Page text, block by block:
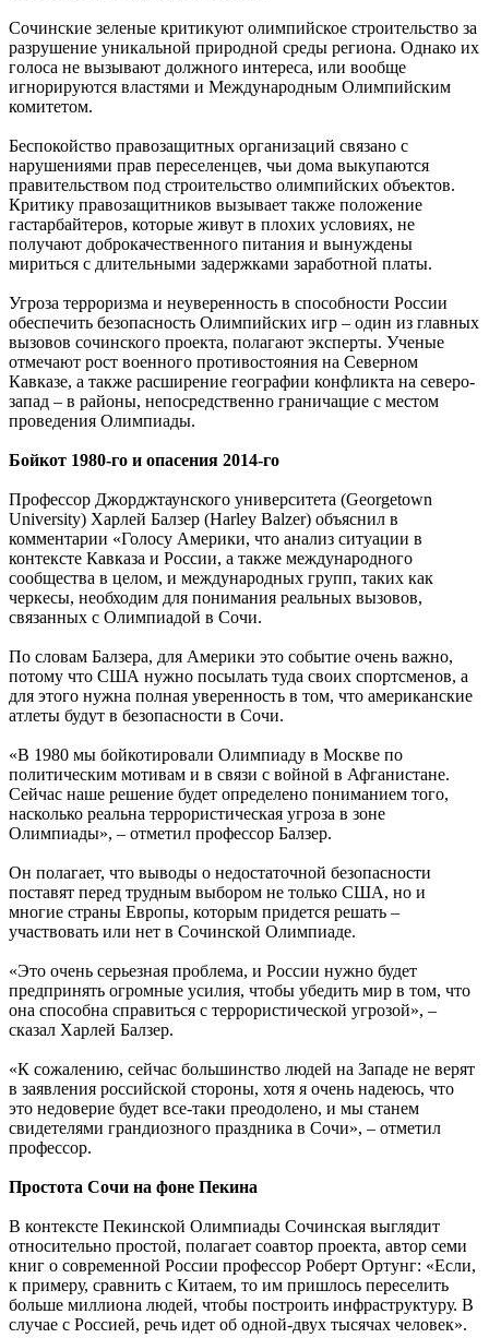
Сочинские зеленые критикуют олимпийское строительство за
разрушение уникальной природной среды региона. Однако их
голоса не вызывают должного интереса, или вообще
игнорируются властями и Международным Олимпийским
комитетом.
Беспокойство правозащитных организаций связано с
нарушениями прав переселенцев, чьи дома выкупаются
правительством под строительство олимпийских объектов.
Критику правозащитников вызывает также положение
гастарбайтеров, которые живут в плохих условиях, не
получают доброкачественного питания и вынуждены
мириться с длительными задержками заработной платы.
Угроза терроризма и неуверенность в способности России
обеспечить безопасность Олимпийских игр – один из главных
вызовов сочинского проекта, полагают эксперты. Ученые
отмечают рост военного противостояния на Северном
Кавказе, а также расширение географии конфликта на северо-
запад – в районы, непосредственно граничащие с местом
проведения Олимпиады.
Бойкот 1980-го и опасения 2014-го
Профессор Джорджтаунского университета (Georgetown
University) Харлей Балзер (Harley Balzer) объяснил в
комментарии «Голосу Америки, что анализ ситуации в
контексте Кавказа и России, а также международного
сообщества в целом, и международных групп, таких как
черкесы, необходим для понимания реальных вызовов,
связанных с Олимпиадой в Сочи.
По словам Балзера, для Америки это событие очень важно,
потому что США нужно посылать туда своих спортсменов, а
для этого нужна полная уверенность в том, что американские
атлеты будут в безопасности в Сочи.
«В 1980 мы бойкотировали Олимпиаду в Москве по
политическим мотивам и в связи с войной в Афганистане.
Сейчас наше решение будет определено пониманием того,
насколько реальна террористическая угроза в зоне
Олимпиады», – отметил профессор Балзер.
Он полагает, что выводы о недостаточной безопасности
поставят перед трудным выбором не только США, но и
многие страны Европы, которым придется решать –
участвовать или нет в Сочинской Олимпиаде.
«Это очень серьезная проблема, и России нужно будет
предпринять огромные усилия, чтобы убедить мир в том, что
она способна справиться с террористической угрозой», –
сказал Харлей Балзер.
«К сожалению, сейчас большинство людей на Западе не верят
в заявления российской стороны, хотя я очень надеюсь, что
это недоверие будет все-таки преодолено, и мы станем
свидетелями грандиозного праздника в Сочи», – отметил
профессор.
Простота Сочи на фоне Пекина
В контексте Пекинской Олимпиады Сочинская выглядит
относительно простой, полагает соавтор проекта, автор семи
книг о современной России профессор Роберт Ортунг: «Если,
к примеру, сравнить с Китаем, то им пришлось переселить
больше миллиона людей, чтобы построить инфраструктуру. В
случае с Россией, речь идет об одной-двух тысячах человек».